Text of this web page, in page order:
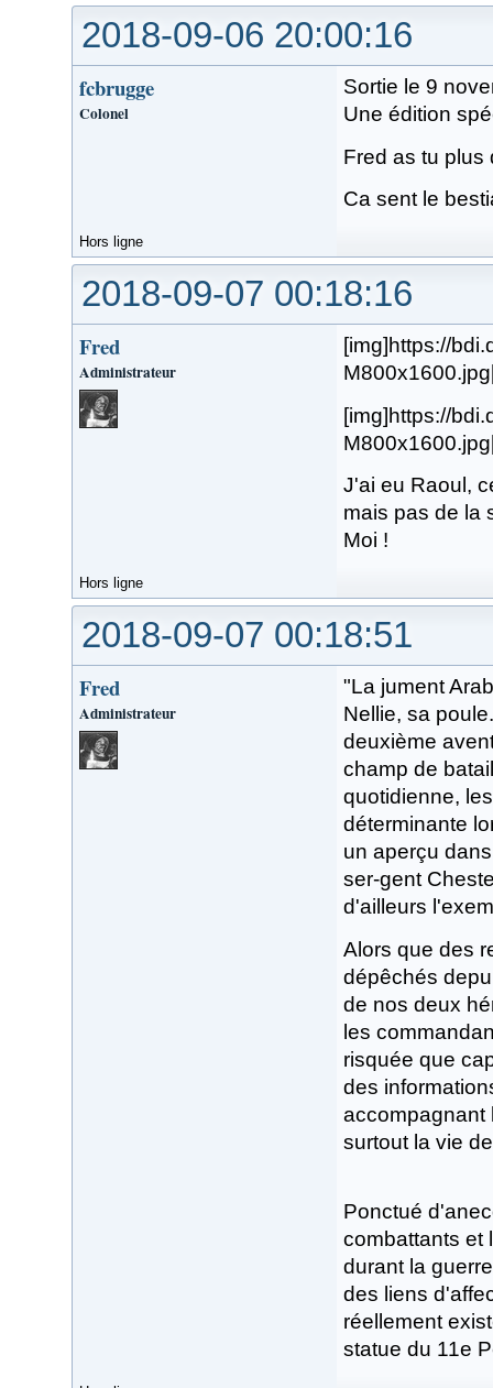
2018-09-06 20:00:16
fcbrugge
Colonel
Sortie le 9
Une édition
Fred as tu plus
Ca sent le
Hors ligne
2018-09-07 00:18:16
Fred
Administrateur
[img]https://
[img]https://
J'ai eu Raoul,
mais pas de la
Moi !
Hors ligne
2018-09-07 00:18:51
Fred
Administrateur
"La jument
Nellie, sa
deuxième
champ de
quotidienne,
déterminante
un aperçu
ser-gent
d'ailleurs
Alors que des
dépêchés
de nos deux
les
risquée que
des
accompagnant
surtout la vie
Ponctué
combattants et
durant la
des liens
réellement
statue du 11e